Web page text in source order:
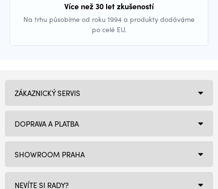
Více než 30 let zkušeností
Na trhu působíme od roku 1994 a produkty dodáváme
po celé EU.
SHOWROOM PRAHA
NEVÍTE SI RADY?
ZÁKAZNICKÝ SERVIS
DOPRAVA A PLATBA